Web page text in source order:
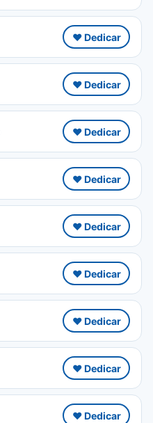
❤️ Dedicar
❤️ Dedicar
❤️ Dedicar
❤️ Dedicar
❤️ Dedicar
❤️ Dedicar
❤️ Dedicar
❤️ Dedicar
❤️ Dedicar